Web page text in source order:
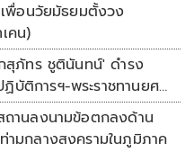
พื่อนวัยมัธยมตั้งวง
คน)
สุภัทร ชูตินันทน์' ดำรง
บัติการฯ-พระราชทานยศ
ถานลงนามข้อตกลงด้าน
ามกลางสงครามในภูมิภาค